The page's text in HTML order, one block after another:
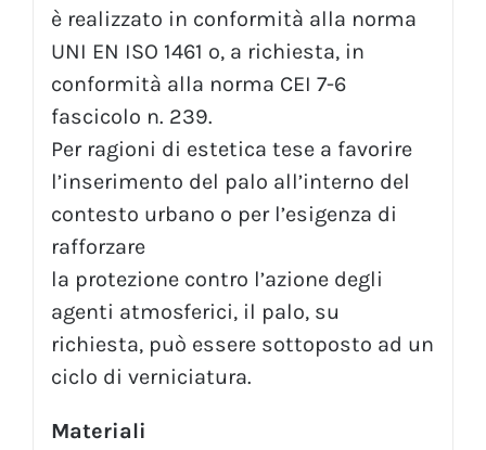
è realizzato in conformità alla norma
UNI EN ISO 1461 o, a richiesta, in
conformità alla norma CEI 7-6
fascicolo n. 239.
Per ragioni di estetica tese a favorire
l’inserimento del palo all’interno del
contesto urbano o per l’esigenza di
rafforzare
la protezione contro l’azione degli
agenti atmosferici, il palo, su
richiesta, può essere sottoposto ad un
ciclo di verniciatura.
Materiali